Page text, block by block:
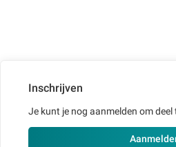
Inschrijven
Je kunt je nog aanmelden om deel